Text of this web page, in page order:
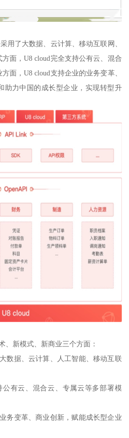
用了大数据、云计算、移动互联网、
面，U8 cloud完全支持公有云、混合
面，U8 cloud支持企业的业务变革、
助力中国的成长型企业，实现转型升
、新模式、新商业三个方面：
数据、云计算、人工智能、移动互联
有云、混合云、专属云等多部署模
务变革、商业创新，赋能成长型企业